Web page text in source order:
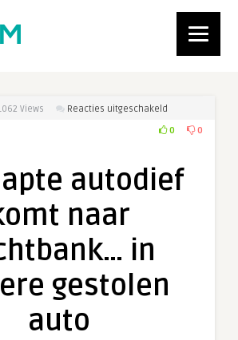
Views Reacties uitgeschakeld
Gesnapte
naar
0 0
autodief
naar
in
gestolen
auto